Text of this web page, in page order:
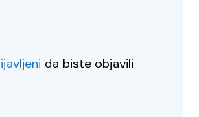
da biste objavili